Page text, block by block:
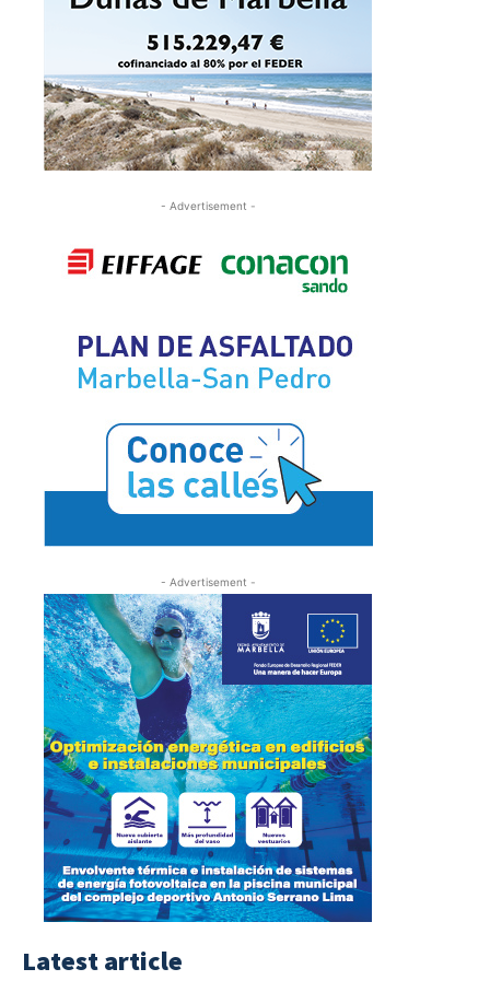
- Advertisement -
- Advertisement -
Latest article